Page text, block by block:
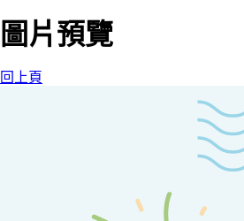
圖片預覽
回上頁